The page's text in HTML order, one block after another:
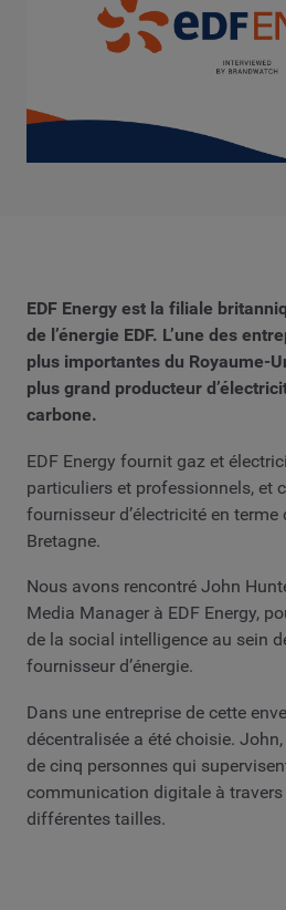
EDF Energy est la filiale
de l’énergie EDF. L’une des
plus importantes du Royaume-
plus grand producteur
carbone.
EDF Energy fournit gaz et
particuliers et professionnels, et
fournisseur d’électricité en terme
Bretagne.
Nous avons rencontré John
Media Manager à EDF Energy,
de la social intelligence au sein
fournisseur d’énergie.
Dans une entreprise de cette
décentralisée a été choisie.
de cinq personnes qui
communication digitale à
différentes tailles.